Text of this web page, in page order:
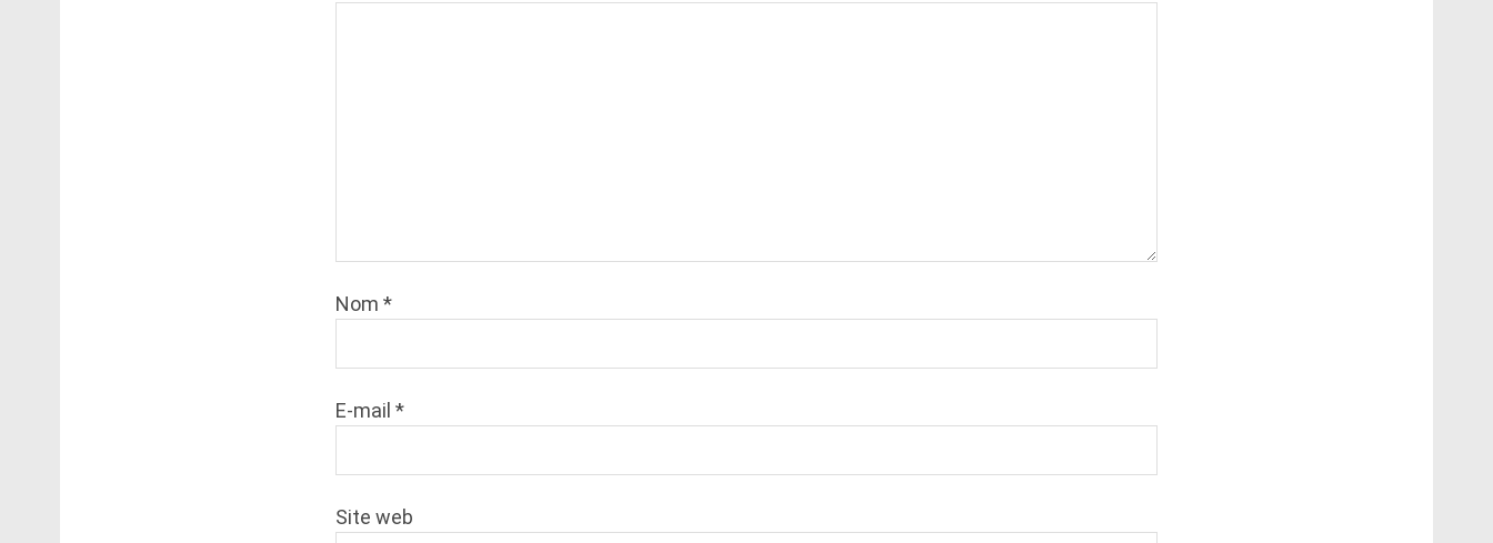
Nom *
E-mail *
Site web